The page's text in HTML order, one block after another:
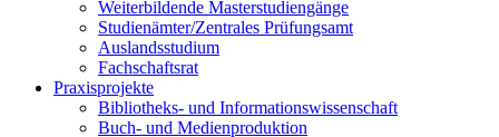
Weiterbildende Masterstudiengänge
Studienämter/Zentrales Prüfungsamt
Auslandsstudium
Fachschaftsrat
Praxisprojekte
Bibliotheks- und Informationswissenschaft
Buch- und Medienproduktion